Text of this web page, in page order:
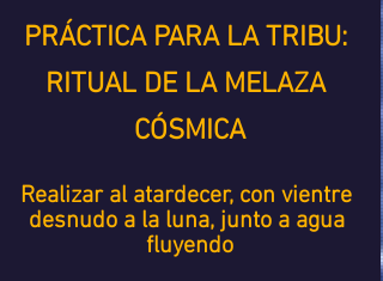
PRÁCTICA PARA LA TRIBU:
RITUAL DE LA MELAZA
CÓSMICA
Realizar al atardecer, con vientre
desnudo a la luna, junto a agua
fluyendo